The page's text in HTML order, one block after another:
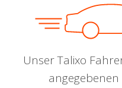
Unser Talixo
angegebenen